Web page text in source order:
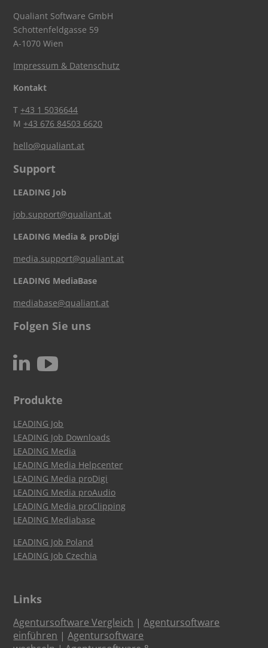
Qualiant Software GmbH
Schottenfeldgasse 59
A-1070 Wien
Impressum & Datenschutz
Kontakt
T+43 1 5036644
M+43 676 84503 6620
hello@qualiant.at
Support
LEADING Job
job.support@qualiant.at
LEADING Media & proDigi
media.support@qualiant.at
LEADING MediaBase
mediabase@qualiant.at
Folgen Sie uns
N c
Produkte
LEADING Job
LEADING Job Downloads
LEADING Media
LEADING Media Helpcenter
LEADING Media proDigi
LEADING Media proAudio
LEADING Media proClipping
LEADING Mediabase
LEADING Job Poland
LEADING Job Czechia
Links
Agentursoftware Vergleich |Agentursoftware
einführen |Agentursoftware